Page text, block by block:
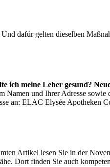
dafür gelten dieselben
ich meine Leber gesund?
und Ihrer Adresse
an: ELAC Elysée
Artikel lesen Sie in der
Dort finden Sie auch